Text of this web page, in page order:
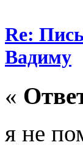
Re:
Вадиму
«
я не